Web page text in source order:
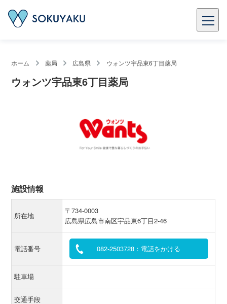
ホーム 薬局 広島県 ウォンツ宇品東6丁目薬局
ウォンツ宇品東6丁目薬局
施設情報
所在地
〒734-0003
広島県広島市南区宇品東6丁目2-46
電話番号 082-2503728：電話をかける
駐車場
交通手段